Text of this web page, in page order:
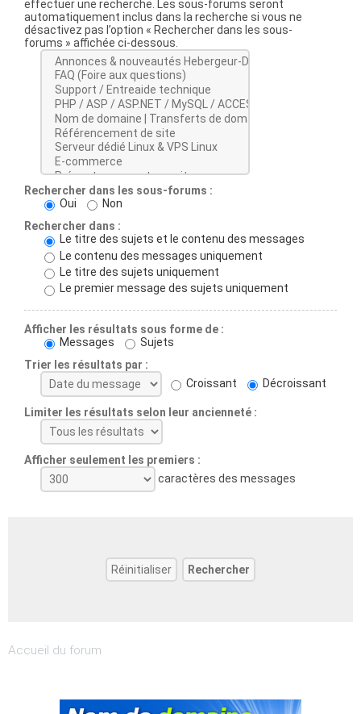
effectuer une recherche. Les sous-forums seront
automatiquement inclus dans la recherche si vous ne
désactivez pas l’option « Rechercher dans les sous-
forums » affichée ci-dessous.
Rechercher dans les sous-forums :
Oui
Non
Rechercher dans :
Le titre des sujets et le contenu des messages
Le contenu des messages uniquement
Le titre des sujets uniquement
Le premier message des sujets uniquement
Afficher les résultats sous forme de :
Messages
Sujets
Trier les résultats par :
Croissant
Décroissant
Limiter les résultats selon leur ancienneté :
Afficher seulement les premiers :
caractères des messages
Accueil du forum